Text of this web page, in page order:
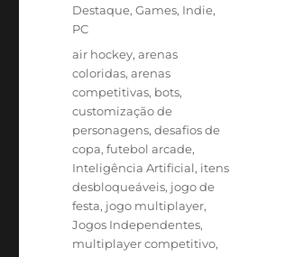
Categorias
Destaque,Games, Indie,
PC
Tags
air hockey,arenas
coloridas,arenas
competitivas, bots,
customização de
personagens,desafios de
copa,futebol arcade,
Inteligência Artificial, itens
desbloqueáveis, jogo de
festa, jogo multiplayer,
Jogos Independentes,
multiplayer competitivo,